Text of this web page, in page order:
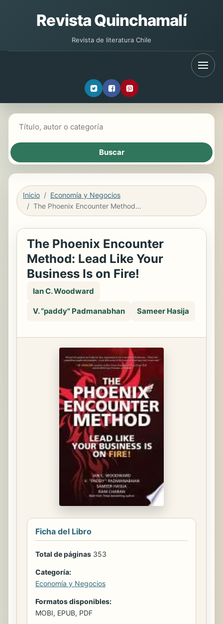
Revista Quinchamalí
Revista de literatura Chile
Inicio
Economía y Negocios
The Phoenix Encounter Method: Lead Like Your Business Is on Fire!
The Phoenix Encounter
Method: Lead Like Your
Business Is on Fire!
Ian C. Woodward
V. “paddy" Padmanabhan Sameer Hasija
Ficha del Libro
Total de páginas 353
Categoría:
Economía y Negocios
Formatos disponibles:
MOBI, EPUB, PDF